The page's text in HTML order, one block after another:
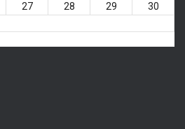
27 28 29
30